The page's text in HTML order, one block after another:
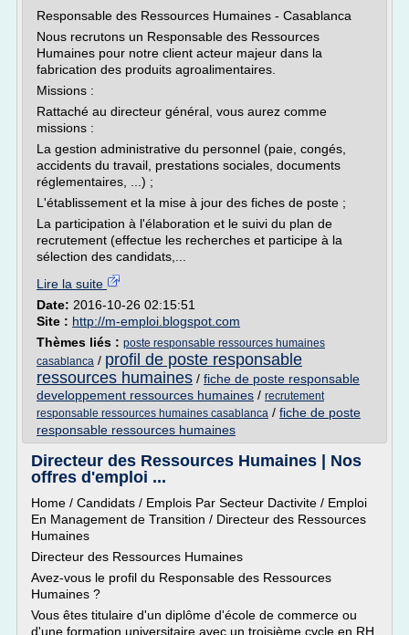
Responsable des Ressources Humaines - Casablanca
Nous recrutons un Responsable des Ressources
Humaines pour notre client acteur majeur dans la
fabrication des produits agroalimentaires.
Missions :
Rattaché au directeur général, vous aurez comme
missions :
La gestion administrative du personnel (paie, congés,
accidents du travail, prestations sociales, documents
réglementaires, ...) ;
L'établissement et la mise à jour des fiches de poste ;
La participation à l'élaboration et le suivi du plan de
recrutement (effectue les recherches et participe à la
sélection des candidats,...
Lire la suite
Date: 2016-10-26 02:15:51
Site : http://m-emploi.blogspot.com
Thèmes liés : poste responsable ressources humaines
casablanca / profil de poste responsable
ressources humaines / fiche de poste responsable
developpement ressources humaines / recrutement
responsable ressources humaines casablanca / fiche de poste
responsable ressources humaines
Directeur des Ressources Humaines | Nos
offres d'emploi ...
Home / Candidats / Emplois Par Secteur Dactivite / Emploi
En Management de Transition / Directeur des Ressources
Humaines
Directeur des Ressources Humaines
Avez-vous le profil du Responsable des Ressources
Humaines ?
Vous êtes titulaire d'un diplôme d'école de commerce ou
d'une formation universitaire avec un troisième cycle en RH